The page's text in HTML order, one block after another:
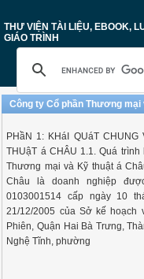
THƯ VIỆN TÀI LIỆU, EBOOK,
GIÁO TRÌNH
Công ty Cổ phần Thương
PHầN 1: KHáI QUáT
THUậT á CHÂU 1.1. Quá
Thương mại và Kỹ thuật á
Châu là doanh nghiệp
0103001514 cấp ngày 10
21/12/2005 của Sở kế
Phiên, Quận Hai Bà Trưng,
Nghệ Tĩnh, phường